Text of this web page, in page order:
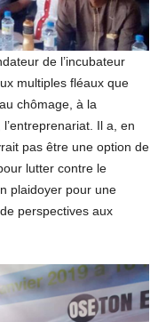
de l’incubateur
multiples fléaux que
chômage, à la
Il a, en
pas être une option de
lutter contre le
plaidoyer pour une
perspectives aux